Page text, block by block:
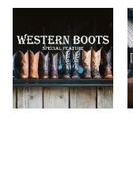
Crescent Down